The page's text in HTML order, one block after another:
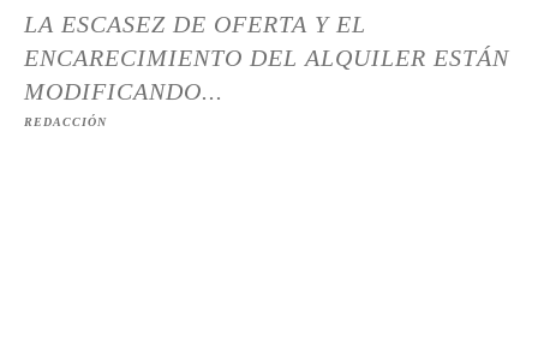
LA ESCASEZ DE OFERTA Y EL
ENCARECIMIENTO DEL ALQUILER ESTÁN
MODIFICANDO...
REDACCIÓN